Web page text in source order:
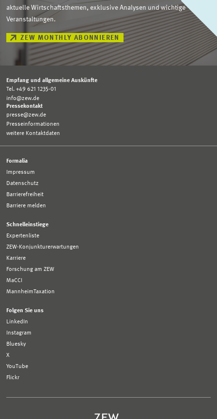
aktuelle Wirtschaftsthemen, exklusive Analysen und wichtige
Veranstaltungen.
ZEW MONTHLY ABONNIEREN
Empfang und allgemeine Auskünfte
Tel. +49 621 1235-01
info@zew.de
Pressekontakt
presse@zew.de
Presseinformationen
weitere Kontaktdaten
Formalia
Impressum
Datenschutz
Barrierefreiheit
Barriere melden
Schnelleinstiege
Expertenliste
ZEW-Konjunkturerwartungen
Karriere
Forschung am ZEW
MaCCI
MannheimTaxation
Folgen Sie uns
LinkedIn
Instagram
Bluesky
X
YouTube
Flickr